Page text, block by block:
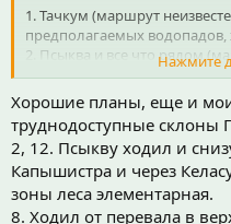
1. Тачкум (маршрут
предполагаемых водопадов,
2. Псыква и все что рядом
днёвок и разведки
3. Разведка тропы на плато
маршрута к перевалу Наур,
оставить на балаганах
балаган Химса), но неясно
обдумать вариант связи по
9. На генштабе обозначена
Нажмите
Хорошие планы, еще и
труднодоступные склоны
2, 12. Псыкву ходил и
Капышистра и через
зоны леса элементарная.
8. Ходил от перевала в